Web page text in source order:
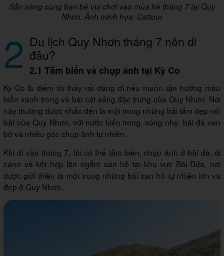
Sẵn sàng cùng bạn bè vui chơi vào mùa hè tháng 7 tại Quy
Nhơn. Ảnh minh họa: Cattour
2 Du lịch Quy Nhơn tháng 7 nên đi
đâu?
2.1 Tắm biển và chụp ảnh tại Kỳ Co
Kỳ Co là điểm tôi thấy rất đáng đi nếu muốn tận hưởng màu
biển xanh trong và bãi cát sáng đặc trưng của Quy Nhơn. Nơi
này thường được nhắc đến là một trong những bãi tắm đẹp nổi
bật của Quy Nhơn, với nước biển trong, sóng nhẹ, bãi đá ven
bờ và nhiều góc chụp ảnh tự nhiên.
Khi đi vào tháng 7, tôi có thể tắm biển, chụp ảnh ở bãi đá, đi
cano và kết hợp lặn ngắm san hô tại khu vực Bãi Dứa, nơi
được giới thiệu là một trong những bãi san hô tự nhiên lớn và
đẹp ở Quy Nhơn.